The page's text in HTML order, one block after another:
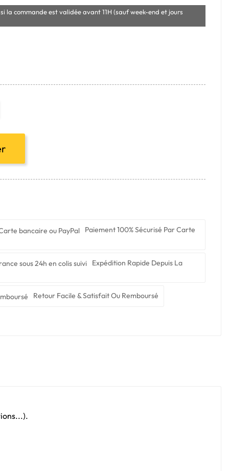
la commande est validée avant 11H (sauf week-end et jours
Paiement 100% Sécurisé Par Carte
Expédition Rapide Depuis La
Retour Facile & Satisfait Ou Remboursé